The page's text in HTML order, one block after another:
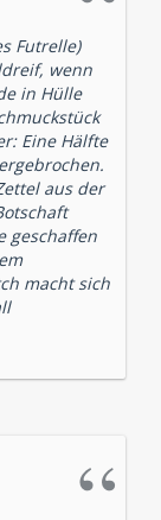
Futrelle)
wenn
in Hülle
Eine Hälfte
aus der
geschaffen
macht sich